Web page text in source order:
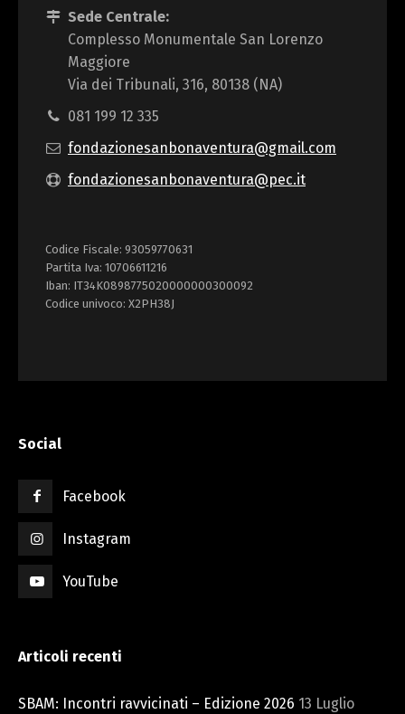
Sede Centrale:
Complesso Monumentale San Lorenzo
Maggiore
Via dei Tribunali, 316, 80138 (NA)
081 199 12 335
fondazionesanbonaventura@gmail.com
fondazionesanbonaventura@pec.it
Codice Fiscale: 93059770631
Partita Iva: 10706611216
Iban: IT34K0898775020000000300092
Codice univoco: X2PH38J
Social
Facebook
Instagram
YouTube
Articoli recenti
SBAM: Incontri ravvicinati – Edizione 2026 13 Luglio